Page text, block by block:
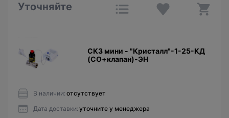
Уточняйте
СКЗ мини - "Кристалл"-1-25-КД
(CО+клапан)-ЭН
В наличии: отсутствует
Дата доставки: уточните у менеджера